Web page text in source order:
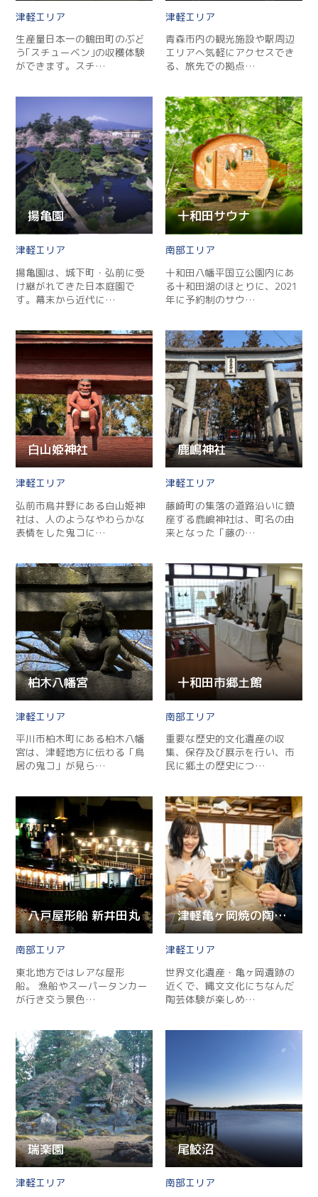
津軽
生産量日本一の鶴田町のぶど
う｢スチューベン｣の収穫体験
ができます。スチ…
津軽
青森市内の観光施設や駅周辺
エリアへ気軽にアクセスでき
る、旅先での拠点…
揚亀園
津軽
揚亀園は、城下町・弘前に受
け継がれてきた日本庭園で
す。幕末から近代に…
十和田サウナ
南部
十和田八幡平国立公園内にあ
る十和田湖のほとりに、2021
年に予約制のサウ…
白山姫神社
津軽
弘前市鳥井野にある白山姫神
社は、人のようなやわらかな
表情をした鬼コに…
鹿嶋神社
津軽
藤崎町の集落の道路沿いに鎮
座する鹿嶋神社は、町名の由
来となった「藤の…
柏木八幡宮
津軽
平川市柏木町にある柏木八幡
宮は、津軽地方に伝わる「鳥
居の鬼コ」が見ら…
十和田市郷土館
南部
重要な歴史的文化遺産の収
集、保存及び展示を行い、市
民に郷土の歴史につ…
八戸屋形船 新井田丸
南部
東北地方ではレアな屋形
船。 漁船やスーパータンカー
が行き交う景色…
津軽亀ヶ岡焼の陶芸教室
津軽
世界文化遺産・亀ヶ岡遺跡の
近くで、縄文文化にちなんだ
陶芸体験が楽しめ…
瑞楽園
津軽
尾鮫沼
南部